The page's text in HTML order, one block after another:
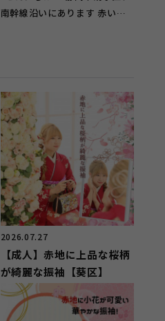
南幹線沿いにあります 赤い看
2026.07.27
【成人】赤地に上品な桜柄
が綺麗な振袖【葵区】